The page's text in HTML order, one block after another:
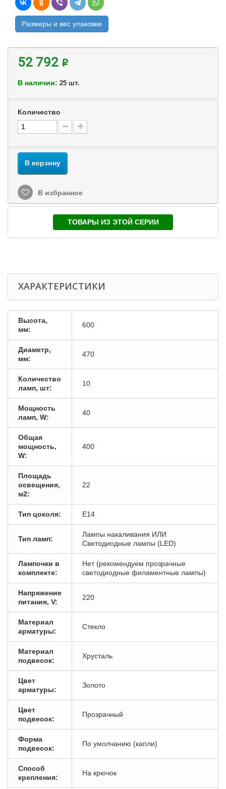
Размеры и вес упаковки
52 792 ₽
В наличии: 25 шт.
Количество
В корзину
В избранное
ТОВАРЫ ИЗ ЭТОЙ СЕРИИ
ХАРАКТЕРИСТИКИ
Высота,
мм:
600
Диаметр,
мм:
470
Количество
ламп, шт:
10
Мощность
ламп, W:
40
Общая
мощность,
W:
400
Площадь
освещения,
м2:
22
Тип цоколя: E14
Тип ламп:
Лампы накаливания ИЛИ
Светодиодные лампы (LED)
Лампочки в
комплекте:
Нет (рекомендуем прозрачные
светодиодные филаментные лампы)
Напряжение
питания, V:
220
Материал
арматуры:
Стекло
Материал
подвесок:
Хрусталь
Цвет
арматуры:
Золото
Цвет
подвесок:
Прозрачный
Форма
подвесок:
По умолчанию (капли)
Способ
крепления:
На крючок